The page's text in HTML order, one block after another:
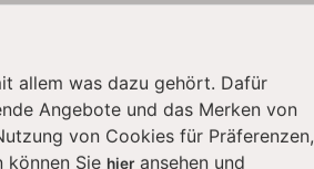
allem was dazu gehört. Dafür
Angebote und das Merken von
von Cookies für Präferenzen,
können Sie hier ansehen und